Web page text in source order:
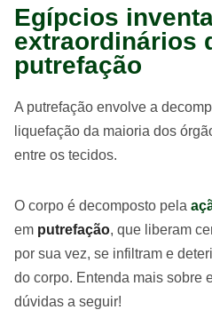
Egípcios
extraordinários
putrefação
A putrefação envolve a
liquefação da maioria dos
entre os tecidos.
O corpo é decomposto pela
em putrefação, que liberam
por sua vez, se infiltram e
do corpo. Entenda mais sobre
dúvidas a seguir!